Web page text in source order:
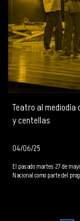
Teatro al mediodía
y centellas
04/06/25
El pasado martes 27 de
Nacional como parte del